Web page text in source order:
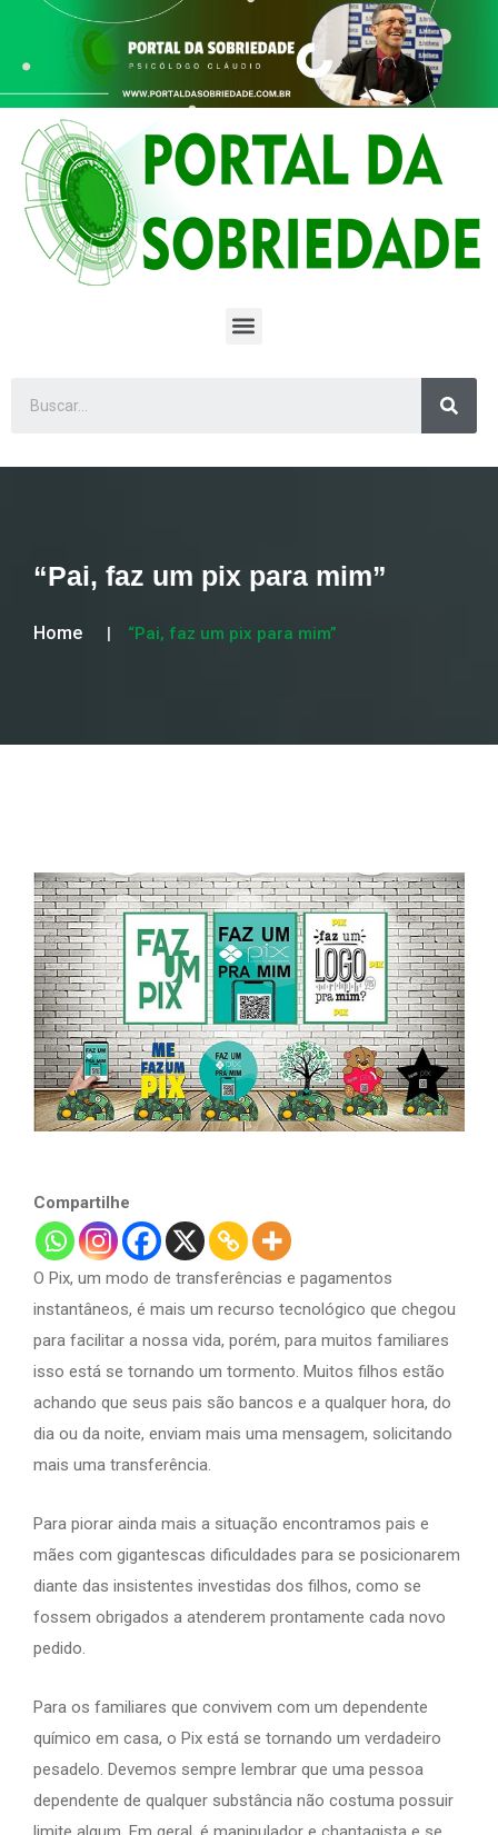
“Pai, faz um pix para mim”
Home “Pai, faz um pix para mim”
Compartilhe
O Pix, um modo de transferências e pagamentos
instantâneos, é mais um recurso tecnológico que chegou
para facilitar a nossa vida, porém, para muitos familiares
isso está se tornando um tormento. Muitos filhos estão
achando que seus pais são bancos e a qualquer hora, do
dia ou da noite, enviam mais uma mensagem, solicitando
mais uma transferência.
Para piorar ainda mais a situação encontramos pais e
mães com gigantescas dificuldades para se posicionarem
diante das insistentes investidas dos filhos, como se
fossem obrigados a atenderem prontamente cada novo
pedido.
Para os familiares que convivem com um dependente
químico em casa, o Pix está se tornando um verdadeiro
pesadelo. Devemos sempre lembrar que uma pessoa
dependente de qualquer substância não costuma possuir